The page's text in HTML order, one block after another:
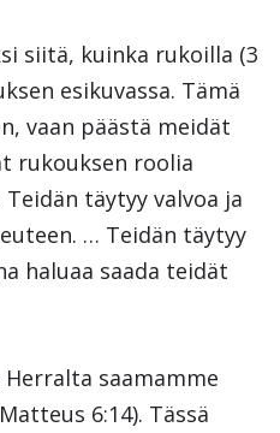
siitä, kuinka rukoilla (3
esikuvassa. Tämä
vaan päästä meidät
rukouksen roolia
täytyy valvoa ja
… Teidän täytyy
haluaa saada teidät
saamamme
6:14). Tässä